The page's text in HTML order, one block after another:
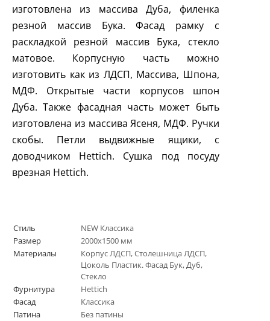
изготовлена из массива Дуба, филенка
резной массив Бука. Фасад рамку с
раскладкой резной массив Бука, стекло
матовое. Корпусную часть можно
изготовить как из ЛДСП, Массива, Шпона,
МДФ. Открытые части корпусов шпон
Дуба. Также фасадная часть может быть
изготовлена из массива Ясеня, МДФ. Ручки
скобы. Петли выдвижные ящики, с
доводчиком Hettich. Сушка под посуду
врезная Hettich.
Стиль
NEW Классика
Размер
2000х1500 мм
Материалы
Корпус ЛДСП, Столешница ЛДСП,
Цоколь Пластик. Фасад Бук, Дуб,
Стекло
Фурнитура
Hettich
Фасад
Классика
Патина
Без патины